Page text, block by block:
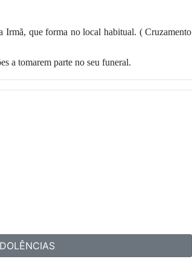
Irmã, que forma no local habitual. ( Cruzamento
a tomarem parte no seu funeral.